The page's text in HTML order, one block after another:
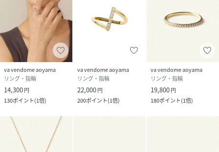
va vendome aoyama
リング・指輪
14,300円
130ポイント(1倍)
va vendome aoyama
リング・指輪
22,000円
200ポイント(1倍)
va vendome aoyama
リング・指輪
19,800円
180ポイント(1倍)